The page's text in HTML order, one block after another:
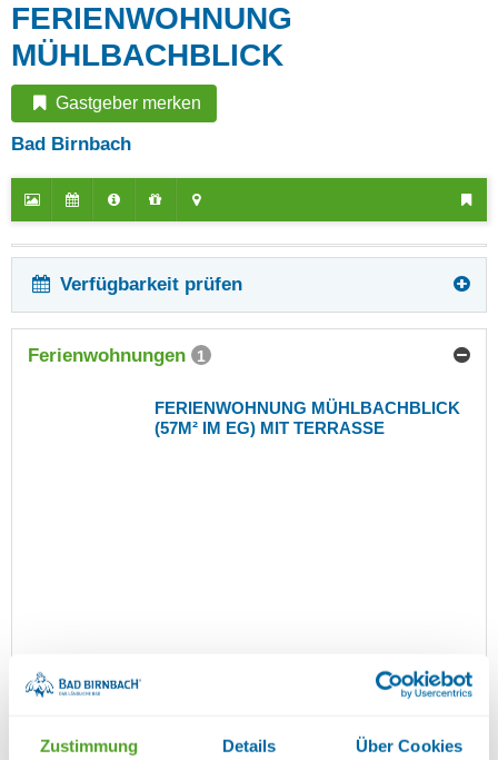
Zustimmung Details Über Cookies
FERIENWOHNUNG
MÜHLBACHBLICK
Gastgeber merken
Bad Birnbach
Verfügbarkeit prüfen
Ferienwohnungen 1
FERIENWOHNUNG MÜHLBACHBLICK
(57M² IM EG) MIT TERRASSE